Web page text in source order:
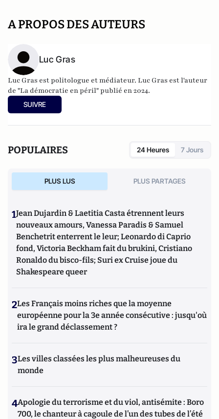
A PROPOS DES AUTEURS
Luc Gras
Luc Gras est politologue et médiateur. Luc Gras est l'auteur
de "La démocratie en péril" publié en 2024.
SUIVRE
POPULAIRES 24 Heures 7 Jours
PLUS LUS PLUS PARTAGES
1Jean Dujardin & Laetitia Casta étrennent leurs
nouveaux amours, Vanessa Paradis & Samuel
Benchetrit enterrent le leur; Leonardo di Caprio
fond, Victoria Beckham fait du brukini, Cristiano
Ronaldo du bisco-fils; Suri ex Cruise joue du
Shakespeare queer
2Les Français moins riches que la moyenne
européenne pour la 3e année consécutive : jusqu'où
ira le grand déclassement ?
3Les villes classées les plus malheureuses du
monde
4Apologie du terrorisme et du viol, antisémite : Boro
700, le chanteur à cagoule de l’un des tubes de l’été